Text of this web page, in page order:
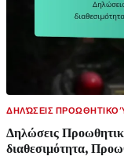
ΔΗΛΏΣΕΙΣ
Δηλώσεις
διαθεσιμότητα,